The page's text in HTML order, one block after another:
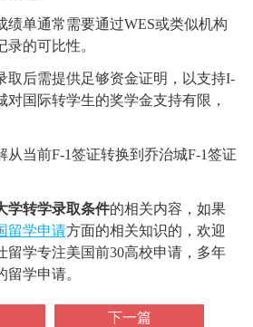
单通常需要通过WES或类似机构
的可比性。
后需提供足够资金证明，以支持I-
对国际转学生的奖学金支持有限，
当前F-1签证转换到乔治城F-1签证
学转学录取条件的相关内容，如果
留学申请方面的相关知识的，欢迎
留学专注美国前30高校申请，多年
学申请。
下一篇